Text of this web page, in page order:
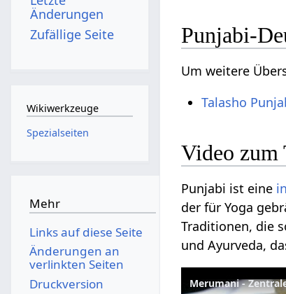
Punjabi-
Um weitere
Talasho
Video zum
Punjabi ist eine
der für Yoga
Traditionen, die
und Ayurveda,
Merumani -
Änderungen
Zufällige Seite
Wikiwerkzeuge
Spezialseiten
Mehr
Links auf diese Seite
Änderungen an
verlinkten Seiten
Druckversion